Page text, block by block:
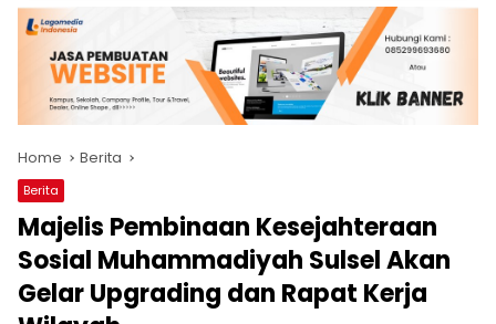
Home Berita
Berita
Majelis Pembinaan Kesejahteraan
Sosial Muhammadiyah Sulsel Akan
Gelar Upgrading dan Rapat Kerja